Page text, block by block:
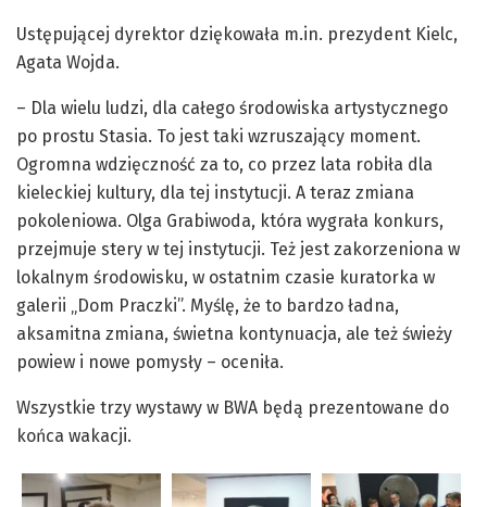
Ustępującej dyrektor dziękowała m.in. prezydent Kielc,
Agata Wojda.
– Dla wielu ludzi, dla całego środowiska artystycznego
po prostu Stasia. To jest taki wzruszający moment.
Ogromna wdzięczność za to, co przez lata robiła dla
kieleckiej kultury, dla tej instytucji. A teraz zmiana
pokoleniowa. Olga Grabiwoda, która wygrała konkurs,
przejmuje stery w tej instytucji. Też jest zakorzeniona w
lokalnym środowisku, w ostatnim czasie kuratorka w
galerii „Dom Praczki”. Myślę, że to bardzo ładna,
aksamitna zmiana, świetna kontynuacja, ale też świeży
powiew i nowe pomysły – oceniła.
Wszystkie trzy wystawy w BWA będą prezentowane do
końca wakacji.